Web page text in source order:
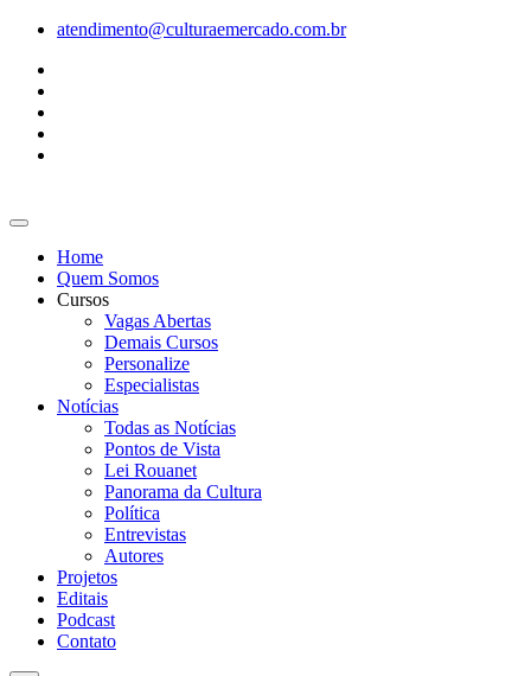
conteúdo
atendimento@culturaemercado.com.br
Home
Quem Somos
Cursos
Vagas Abertas
Demais Cursos
Personalize
Especialistas
Notícias
Todas as Notícias
Pontos de Vista
Lei Rouanet
Panorama da Cultura
Política
Entrevistas
Autores
Projetos
Editais
Podcast
Contato